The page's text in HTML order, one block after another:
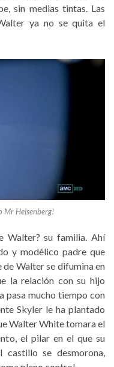
sin medias tintas. Las
ya no se quita el
Mr Heisenberg!
Walter? su familia. Ahí
y modélico padre que
Walter se difumina en
la relación con su hijo
pasa mucho tiempo con
Skyler le ha plantado
Walter White tomara el
el pilar en el que su
castillo se desmorona,